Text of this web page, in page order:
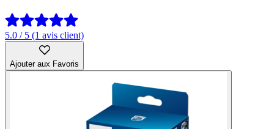
5.0 / 5 (1 avis client)
Ajouter aux Favoris